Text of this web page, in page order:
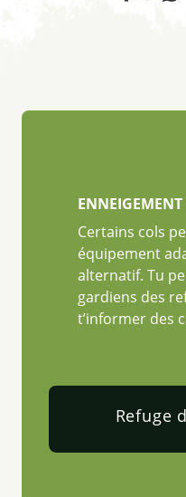
Certains cols
équipement
alternatif. Tu
gardiens des
t’informer des
Refuge